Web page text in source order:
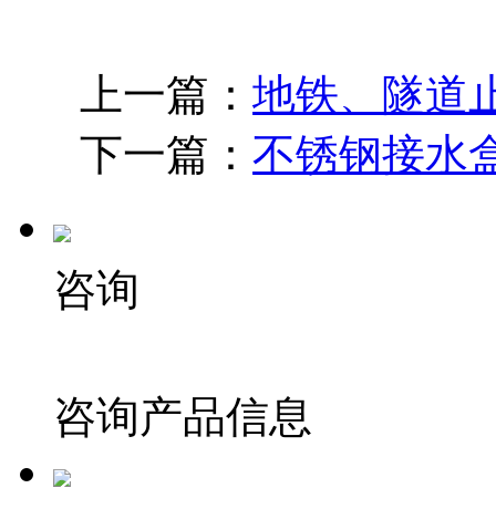
上一篇：地铁、隧道
下一篇：不锈钢接水
咨询
咨询产品信息